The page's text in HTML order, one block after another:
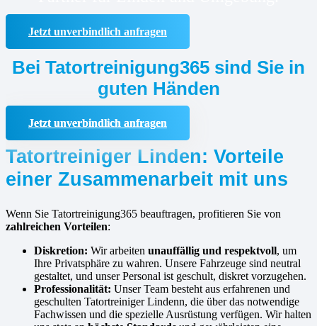
Jetzt unverbindlich anfragen
Bei Tatortreinigung365 sind Sie in
guten Händen
Jetzt unverbindlich anfragen
Tatortreiniger Linden: Vorteile
einer Zusammenarbeit mit uns
Wenn Sie Tatortreinigung365 beauftragen, profitieren Sie von
zahlreichen Vorteilen:
Diskretion: Wir arbeiten unauffällig und respektvoll, um
Ihre Privatsphäre zu wahren. Unsere Fahrzeuge sind neutral
gestaltet, und unser Personal ist geschult, diskret vorzugehen.
Professionalität: Unser Team besteht aus erfahrenen und
geschulten Tatortreiniger Lindenn, die über das notwendige
Fachwissen und die spezielle Ausrüstung verfügen. Wir halten